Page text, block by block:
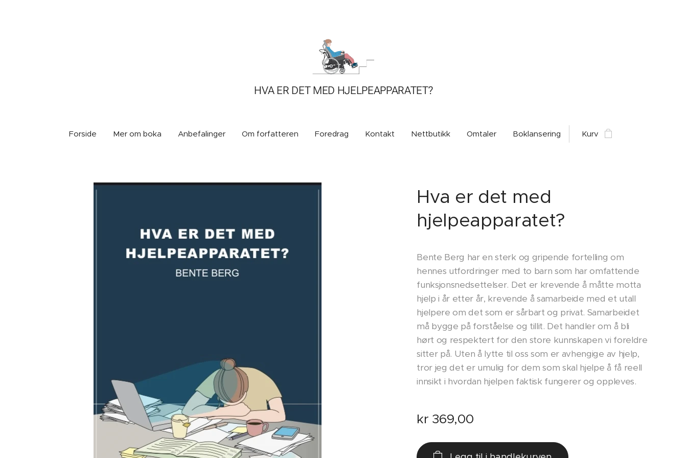
HVA ER DET MED HJELPEAPPARATET?
Forside Mer om boka Anbefalinger Om forfatteren Foredrag Kontakt Nettbutikk Omtaler Boklansering Kurv
Hva er det med
hjelpeapparatet?
Bente Berg har en sterk og gripende fortelling om
hennes utfordringer med to barn som har omfattende
funksjonsnedsettelser. Det er krevende å måtte motta
hjelp i år etter år, krevende å samarbeide med et utall
hjelpere om det som er sårbart og privat. Samarbeidet
må bygge på forståelse og tillit. Det handler om å bli
hørt og respektert for den store kunnskapen vi foreldre
sitter på. Uten å lytte til oss som er avhengige av hjelp,
tror jeg det er umulig for dem som skal hjelpe å få reell
innsikt i hvordan hjelpen faktisk fungerer og oppleves.
kr 369,00